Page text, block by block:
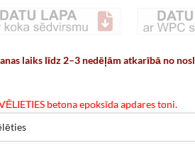
laiks līdz 2–3 nedēļām atkarībā no
betona epoksīda apdares toni.